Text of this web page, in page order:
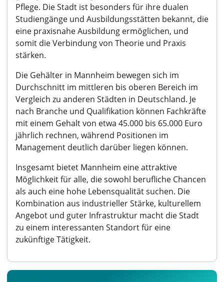
Pflege. Die Stadt ist besonders für ihre dualen
Studiengänge und Ausbildungsstätten bekannt, die
eine praxisnahe Ausbildung ermöglichen, und
somit die Verbindung von Theorie und Praxis
stärken.
Die Gehälter in Mannheim bewegen sich im
Durchschnitt im mittleren bis oberen Bereich im
Vergleich zu anderen Städten in Deutschland. Je
nach Branche und Qualifikation können Fachkräfte
mit einem Gehalt von etwa 45.000 bis 65.000 Euro
jährlich rechnen, während Positionen im
Management deutlich darüber liegen können.
Insgesamt bietet Mannheim eine attraktive
Möglichkeit für alle, die sowohl berufliche Chancen
als auch eine hohe Lebensqualität suchen. Die
Kombination aus industrieller Stärke, kulturellem
Angebot und guter Infrastruktur macht die Stadt
zu einem interessanten Standort für eine
zukünftige Tätigkeit.